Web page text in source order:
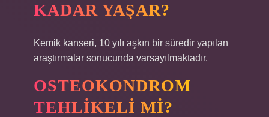
KADAR YAŞAR?
Kemik kanseri, 10 yılı aşkın bir süredir yapılan
araştırmalar sonucunda varsayılmaktadır.
OSTEOKONDROM
TEHLIKELI MI?